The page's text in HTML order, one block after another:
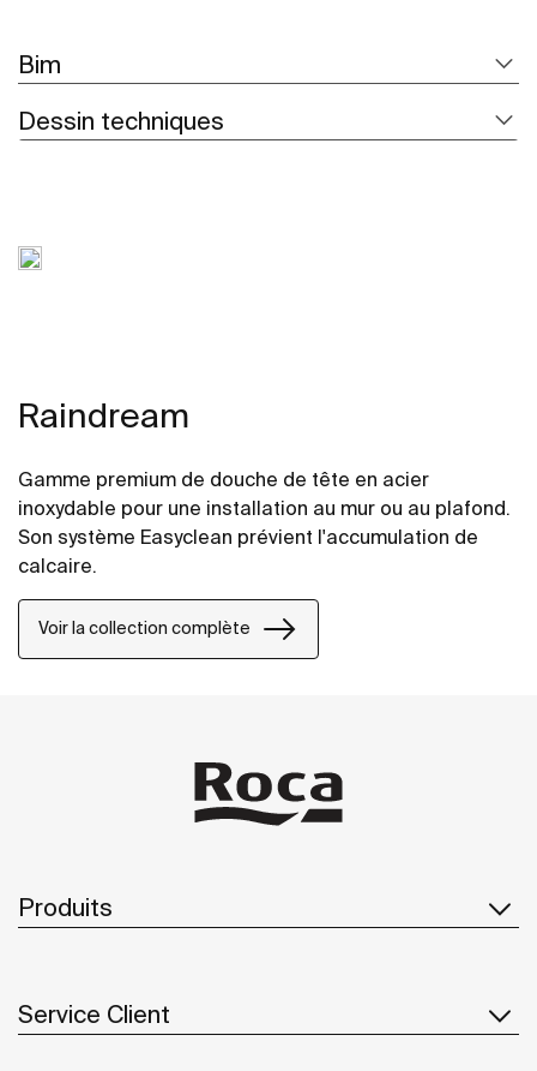
Bim
Dessin techniques
Raindream
Gamme premium de douche de tête en acier
inoxydable pour une installation au mur ou au plafond.
Son système Easyclean prévient l'accumulation de
calcaire.
Voir la collection complète
Produits
Service Client